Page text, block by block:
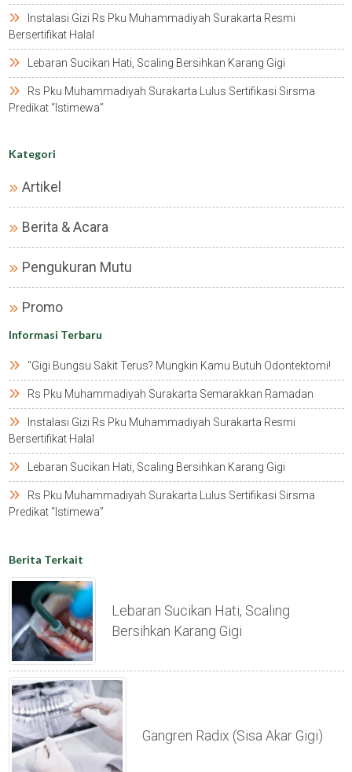
Instalasi Gizi Rs Pku Muhammadiyah Surakarta Resmi
Bersertifikat Halal
Lebaran Sucikan Hati, Scaling Bersihkan Karang Gigi
Rs Pku Muhammadiyah Surakarta Lulus Sertifikasi Sirsma
Predikat “istimewa”
Kategori
Artikel
Berita & Acara
Pengukuran Mutu
Promo
Informasi Terbaru
“gigi Bungsu Sakit Terus? Mungkin Kamu Butuh Odontektomi!
Rs Pku Muhammadiyah Surakarta Semarakkan Ramadan
Instalasi Gizi Rs Pku Muhammadiyah Surakarta Resmi
Bersertifikat Halal
Lebaran Sucikan Hati, Scaling Bersihkan Karang Gigi
Rs Pku Muhammadiyah Surakarta Lulus Sertifikasi Sirsma
Predikat “istimewa”
Berita Terkait
Lebaran Sucikan Hati, Scaling
Bersihkan Karang Gigi
Gangren Radix (sisa Akar Gigi)